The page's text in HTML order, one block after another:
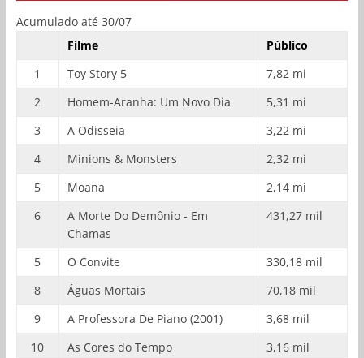
Acumulado até 30/07
Filme
Público
1
Toy Story 5
7,82 mi
2
Homem-Aranha: Um Novo Dia
5,31 mi
3
A Odisseia
3,22 mi
4
Minions & Monsters
2,32 mi
5
Moana
2,14 mi
6
A Morte Do Demônio - Em
Chamas
431,27 mil
5 O Convite
330,18 mil
8
Águas Mortais
70,18 mil
9
A Professora De Piano (2001)
3,68 mil
10
As Cores do Tempo 3,16 mil